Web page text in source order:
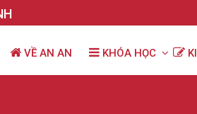
VỀ AN AN KHÓA HỌC